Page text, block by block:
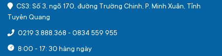
CS3: Số 3, ngõ 170, đường Trường Chinh, P. Minh Xuân, Tỉnh
Tuyên Quang
0219 3.888.368 - 0834 559 955
8:00 - 17: 30 hàng ngày